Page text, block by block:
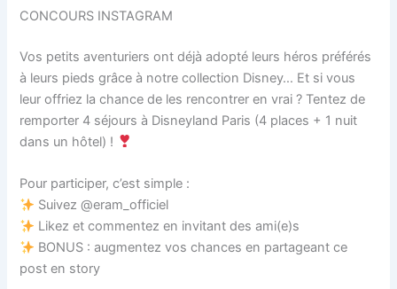
CONCOURS INSTAGRAM
Vos petits aventuriers ont déjà adopté leurs héros préférés
à leurs pieds grâce à notre collection Disney… Et si vous
leur offriez la chance de les rencontrer en vrai ? Tentez de
remporter 4 séjours à Disneyland Paris (4 places + 1 nuit
dans un hôtel) !
Pour participer, c’est simple :
Suivez @eram_officiel
Likez et commentez en invitant des ami(e)s
BONUS : augmentez vos chances en partageant ce
post en story